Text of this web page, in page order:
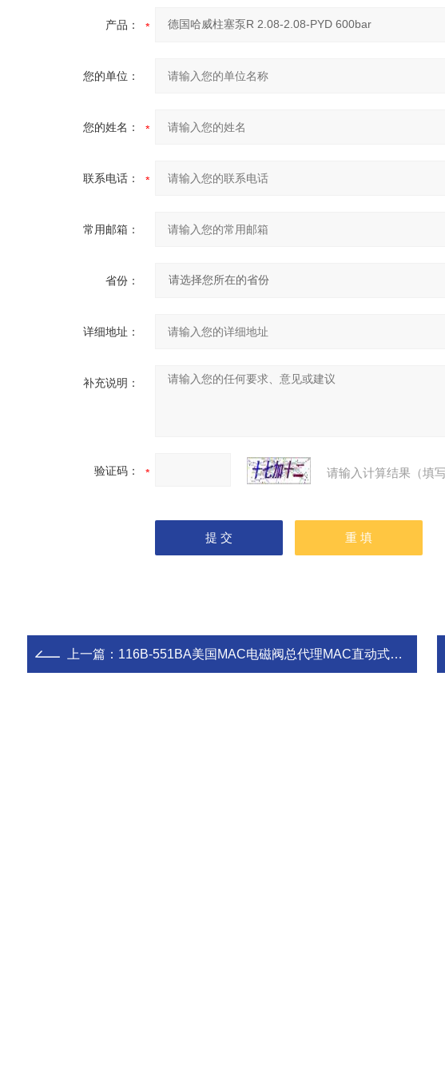
产品：
您的单位：
您的姓名：
联系电话：
常用邮箱：
省份：
详细地址：
补充说明：
验证码： 请输入计算结果（填
上一篇： 116B-551BA美国MAC电磁阀总代理MAC直动式三通阀